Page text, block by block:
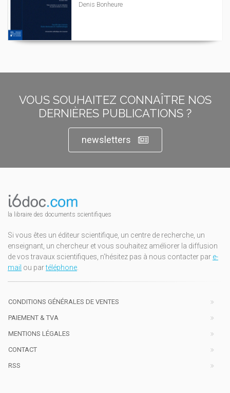
Denis Bonheure
VOUS SOUHAITEZ CONNAÎTRE NOS
DERNIÈRES PUBLICATIONS ?
newsletters
la libraire des documents scientifiques
Si vous êtes un éditeur scientifique, un centre de recherche, un
enseignant, un chercheur et vous souhaitez améliorer la diffusion
de vos travaux scientifiques, n'hésitez pas à nous contacter par e-
mail ou partéléphone.
CONDITIONS GÉNÉRALES DE VENTES
PAIEMENT & TVA
MENTIONS LÉGALES
CONTACT
RSS